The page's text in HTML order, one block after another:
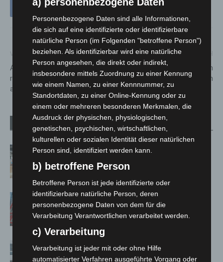
Vorheriger Artikel
ADFC Langenhagen belohnt
regelkonforme Radfahrende
am Markttag
Nächster Artikel
PHOTOPIA-Hype in den
Hamburger Messehallen
Mehr vom Autor
Kunst trifft Weingenuss: Barbara-
Susann Mehring zeigt ihre Werke im
Jacques’ Wein-Depot Isernhagen
A2: Zweite Turbobaustelle startet
zwischen Hannover-West und
Bothfeld
Niedersachsen: Feuerwehrkräfte
kehren nach Waldbrandeinsatz aus
Personenbezogene Daten sind alle Informationen,
die sich auf eine identifizierte oder identifizierbare
natürliche Person (im Folgenden "betroffene Person")
beziehen. Als identifizierbar wird eine natürliche
Person angesehen, die direkt oder indirekt,
insbesondere mittels Zuordnung zu einer Kennung
wie einem Namen, zu einer Kennnummer, zu
Standortdaten, zu einer Online-Kennung oder zu
einem oder mehreren besonderen Merkmalen, die
Ausdruck der physischen, physiologischen,
genetischen, psychischen, wirtschaftlichen,
kulturellen oder sozialen Identität dieser natürlichen
Person sind, identifiziert werden kann.
b) betroffene Person
Betroffene Person ist jede identifizierte oder
identifizierbare natürliche Person, deren
personenbezogene Daten von dem für die
Verarbeitung Verantwortlichen verarbeitet werden.
c) Verarbeitung
Verarbeitung ist jeder mit oder ohne Hilfe
automatisierter Verfahren ausgeführte Vorgang oder